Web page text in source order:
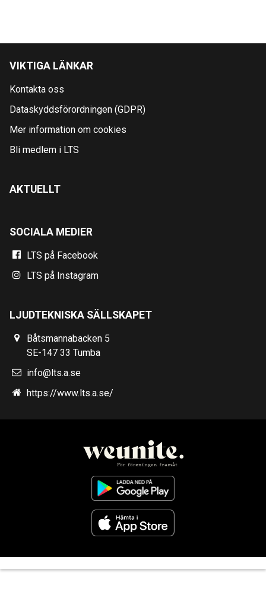
VIKTIGA LÄNKAR
Kontakta oss
Dataskyddsförordningen (GDPR)
Mer information om cookies
Bli medlem i LTS
AKTUELLT
SOCIALA MEDIER
LTS på Facebook
LTS på Instagram
LJUDTEKNISKA SÄLLSKAPET
Båtsmannabacken 5
SE-147 33 Tumba
info@lts.a.se
https://www.lts.a.se/